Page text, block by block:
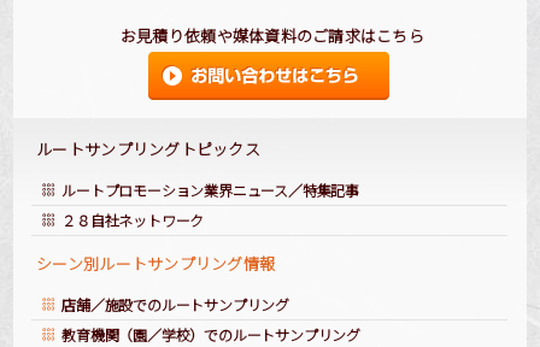
お見積り依頼や媒体資料のご請求はこちら
ルートサンプリングトピックス
ルートプロモーション業界ニュース／特集記事
２８自社ネットワーク
シーン別ルートサンプリング情報
店舗／施設でのルートサンプリング
教育機関（園／学校）でのルートサンプリング